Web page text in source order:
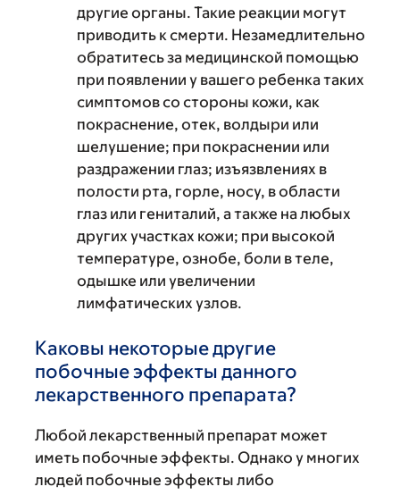
другие органы. Такие реакции могут
приводить к смерти. Незамедлительно
обратитесь за медицинской помощью
при появлении у вашего ребенка таких
симптомов со стороны кожи, как
покраснение, отек, волдыри или
шелушение; при покраснении или
раздражении глаз; изъязвлениях в
полости рта, горле, носу, в области
глаз или гениталий, а также на любых
других участках кожи; при высокой
температуре, ознобе, боли в теле,
одышке или увеличении
лимфатических узлов.
Каковы некоторые другие
побочные эффекты данного
лекарственного препарата?
Любой лекарственный препарат может
иметь побочные эффекты. Однако у многих
людей побочные эффекты либо